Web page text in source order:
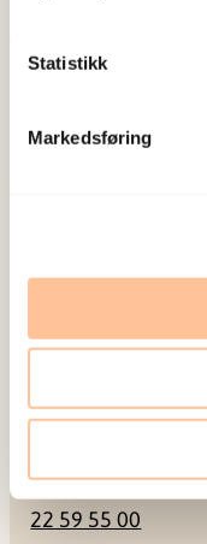
Statistikk
Markedsføring
Besøksadresse
Gullhaugveien 1-3
22 59 55 00